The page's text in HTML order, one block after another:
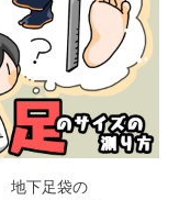
地下足袋の